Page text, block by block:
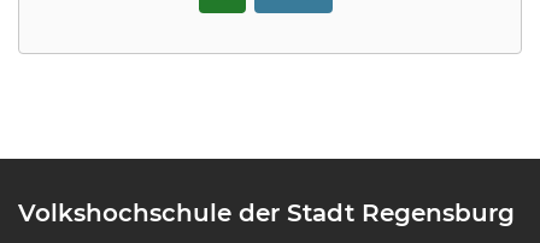
Volkshochschule der Stadt Regensburg